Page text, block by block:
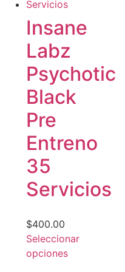
Insane
Labz
Psychotic
Black
Pre
Entreno
35
Servicios
$400.00
Seleccionar
opciones